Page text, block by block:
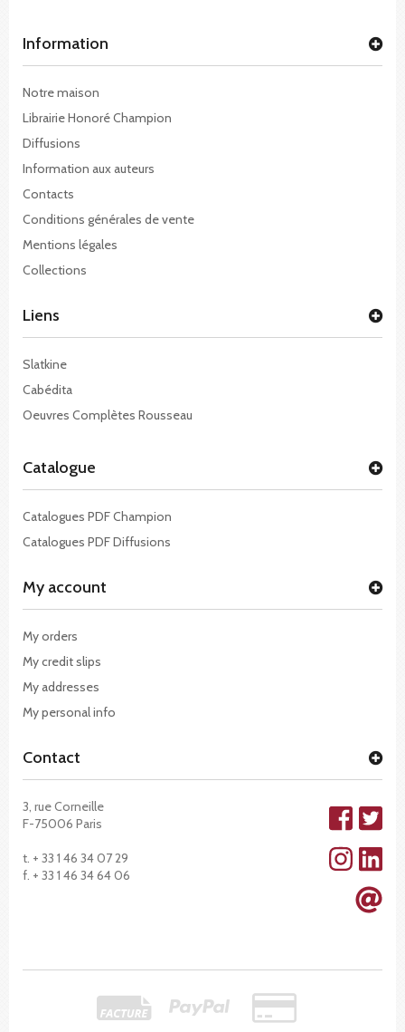
Information
Notre maison
Librairie Honoré Champion
Diffusions
Information aux auteurs
Contacts
Conditions générales de vente
Mentions légales
Collections
Liens
Slatkine
Cabédita
Oeuvres Complètes Rousseau
Catalogue
Catalogues PDF Champion
Catalogues PDF Diffusions
My account
My orders
My credit slips
My addresses
My personal info
Contact
3, rue Corneille
F-75006 Paris
t. + 33 1 46 34 07 29
f. + 33 1 46 34 64 06